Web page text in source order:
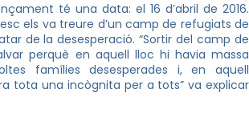
té una data: el 16 d’abril de 2016.
els va treure d’un camp de refugiats de
de la desesperació. “Sortir del camp de
perquè en aquell lloc hi havia massa
famílies desesperades i, en aquell
tota una incògnita per a tots” va explicar